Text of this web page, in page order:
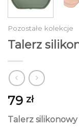
Pozostałe kolekcje
Talerz
79 zł
Talerz